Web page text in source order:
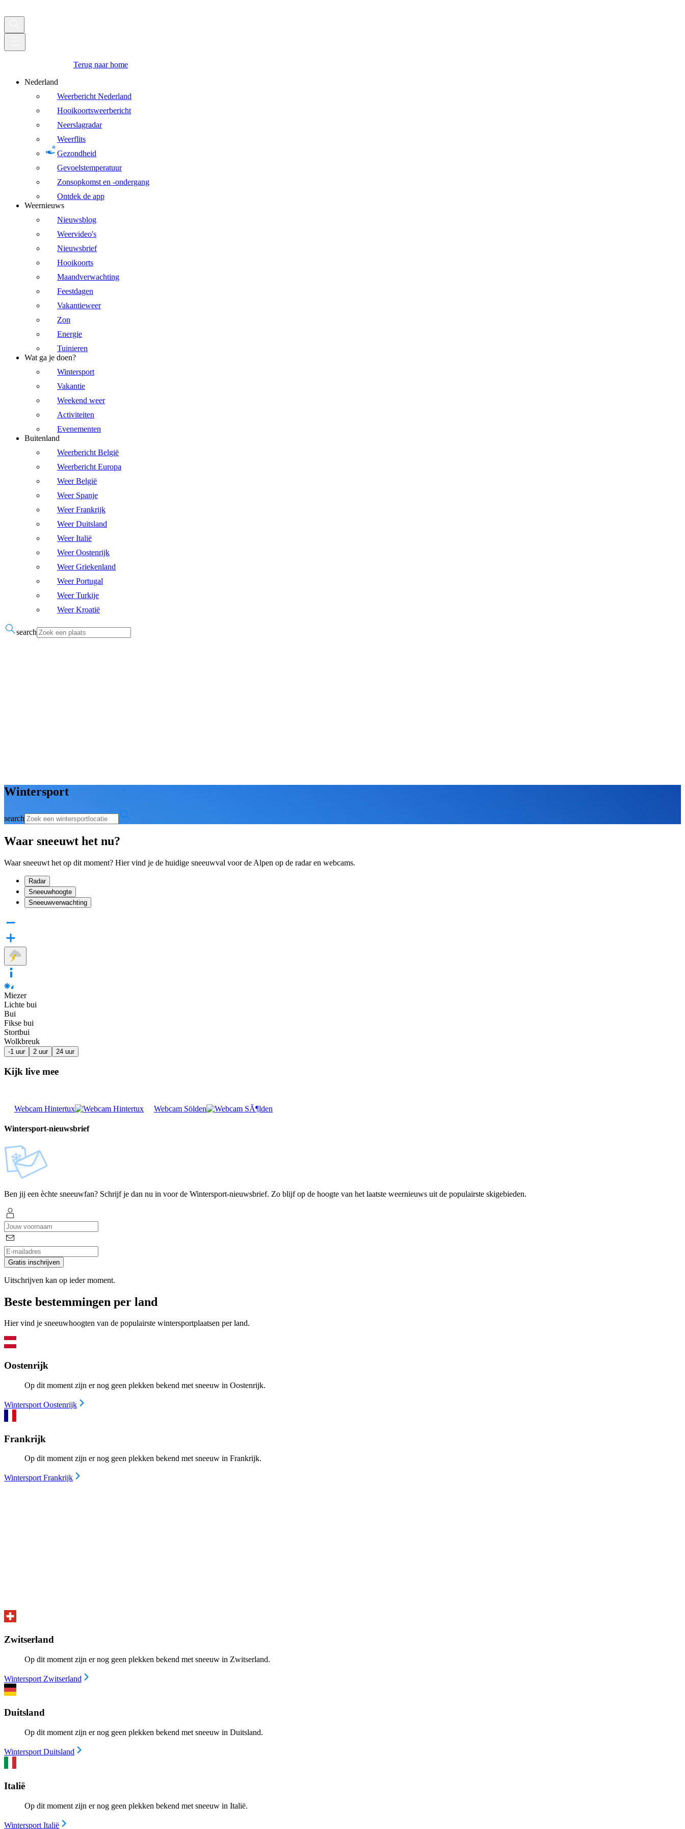
Terug naar home
Nederland
Weerbericht Nederland
Hooikoortsweerbericht
Neerslagradar
Weerflits
Gezondheid
Gevoelstemperatuur
Zonsopkomst en -ondergang
Ontdek de app
Weernieuws
Nieuwsblog
Weervideo's
Nieuwsbrief
Hooikoorts
Maandverwachting
Feestdagen
Vakantieweer
Zon
Energie
Tuinieren
Wat ga je doen?
Wintersport
Vakantie
Weekend weer
Activiteiten
Evenementen
Buitenland
Weerbericht België
Weerbericht Europa
Weer België
Weer Spanje
Weer Frankrijk
Weer Duitsland
Weer Italië
Weer Oostenrijk
Weer Griekenland
Weer Portugal
Weer Turkije
Weer Kroatië
search
Wintersport
search
Waar sneeuwt het nu?
Waar sneeuwt het op dit moment? Hier vind je de huidige sneeuwval voor de Alpen op de radar en webcams.
Radar
Sneeuwhoogte
Sneeuwverwachting
Miezer
Lichte bui
Bui
Fikse bui
Stortbui
Wolkbreuk
-1 uur 2 uur 24 uur
Kijk live mee
Webcam Hintertux Webcam Sölden
Wintersport-nieuwsbrief
Ben jij een èchte sneeuwfan? Schrijf je dan nu in voor de Wintersport-nieuwsbrief. Zo blijf op de hoogte van het laatste weernieuws uit de populairste skigebieden.
Gratis inschrijven
Uitschrijven kan op ieder moment.
Beste bestemmingen per land
Hier vind je sneeuwhoogten van de populairste wintersportplaatsen per land.
Oostenrijk
Op dit moment zijn er nog geen plekken bekend met sneeuw in Oostenrijk.
Wintersport Oostenrijk
Frankrijk
Op dit moment zijn er nog geen plekken bekend met sneeuw in Frankrijk.
Wintersport Frankrijk
Zwitserland
Op dit moment zijn er nog geen plekken bekend met sneeuw in Zwitserland.
Wintersport Zwitserland
Duitsland
Op dit moment zijn er nog geen plekken bekend met sneeuw in Duitsland.
Wintersport Duitsland
Italië
Op dit moment zijn er nog geen plekken bekend met sneeuw in Italië.
Wintersport Italië